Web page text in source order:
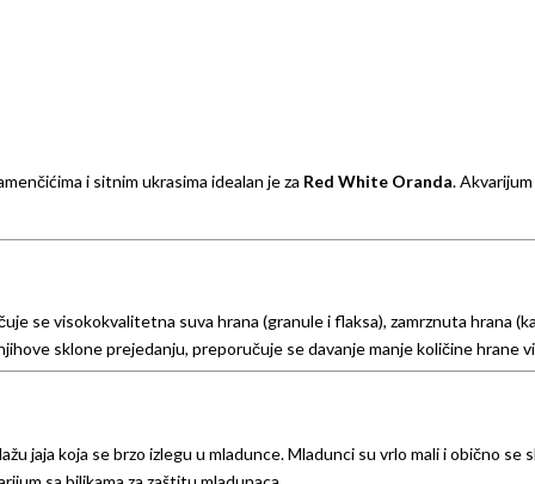
i sitnim ukrasima idealan je za Red White Oranda.
se visokokvalitetna suva hrana (granule i flaksa), zamrznuta hrana
sklone prejedanju, preporučuje se davanje manje količine hrane
jaja koja se brzo izlegu u mladunce. Mladunci su vrlo mali i obično